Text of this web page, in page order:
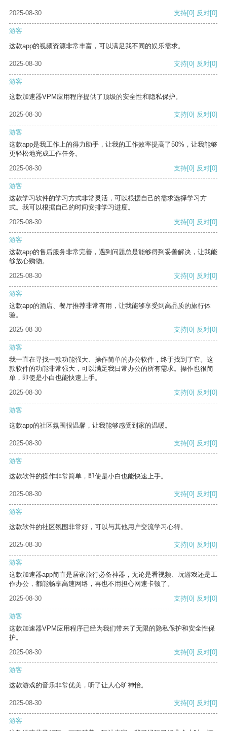
2025-08-30 支持[0] 反对[0]
游客
这款app的视频资源非常丰富，可以满足我不同的娱乐需求。
2025-08-30 支持[0] 反对[0]
游客
这款加速器VPM应用程序提供了顶级的安全性和隐私保护。
2025-08-30 支持[0] 反对[0]
游客
这款app是我工作上的得力助手，让我的工作效率提高了50%，让我能够
更轻松地完成工作任务。
2025-08-30
支持[0] 反对[0]
游客
这款学习软件的学习方式非常灵活，可以根据自己的需求选择学习方
式。我可以根据自己的时间安排学习进度。
2025-08-30
支持[0] 反对[0]
游客
这款app的售后服务非常完善，遇到问题总是能够得到妥善解决，让我能
够放心购物。
2025-08-30
支持[0] 反对[0]
游客
这款app的酒店、餐厅推荐非常有用，让我能够享受到高品质的旅行体
验。
2025-08-30
支持[0] 反对[0]
游客
我一直在寻找一款功能强大、操作简单的办公软件，终于找到了它。这
款软件的功能非常强大，可以满足我日常办公的所有需求。操作也很简
单，即使是小白也能快速上手。
2025-08-30
支持[0] 反对[0]
游客
这款app的社区氛围很温馨，让我能够感受到家的温暖。
2025-08-30 支持[0] 反对[0]
游客
这款软件的操作非常简单，即使是小白也能快速上手。
2025-08-30 支持[0] 反对[0]
游客
这款软件的社区氛围非常好，可以与其他用户交流学习心得。
2025-08-30 支持[0] 反对[0]
游客
这款加速器app简直是居家旅行必备神器，无论是看视频、玩游戏还是工
作办公，都能畅享高速网络，再也不用担心网速卡顿了。
2025-08-30
支持[0] 反对[0]
游客
这款加速器VPM应用程序已经为我们带来了无限的隐私保护和安全性保
护。
2025-08-30
支持[0] 反对[0]
游客
这款游戏的音乐非常优美，听了让人心旷神怡。
2025-08-30 支持[0] 反对[0]
游客